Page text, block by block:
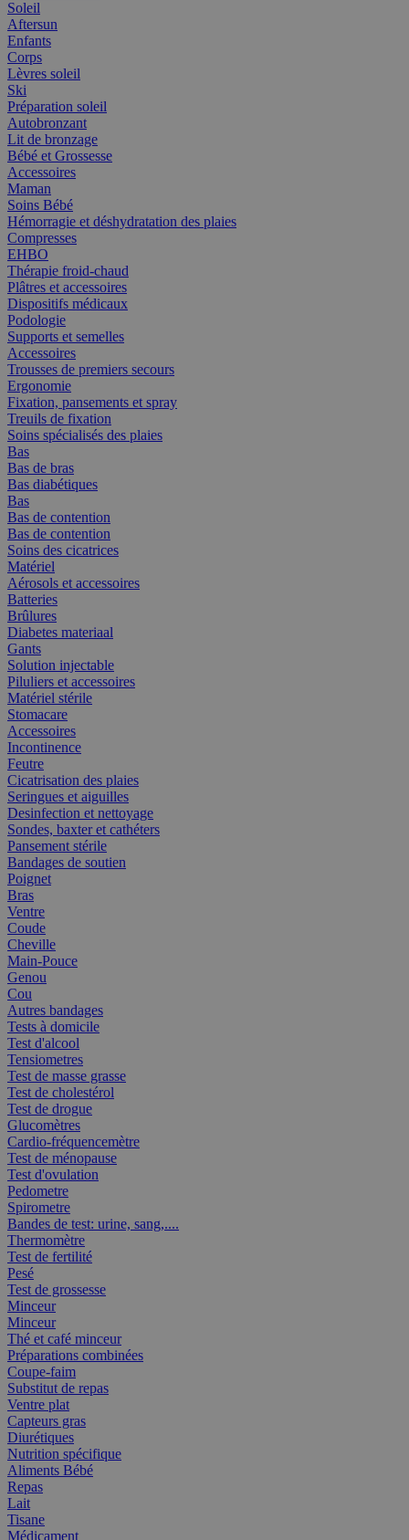
Soleil
Aftersun
Enfants
Corps
Lèvres soleil
Ski
Préparation soleil
Autobronzant
Lit de bronzage
Bébé et Grossesse
Accessoires
Maman
Soins Bébé
Hémorragie et déshydratation des plaies
Compresses
EHBO
Thérapie froid-chaud
Plâtres et accessoires
Dispositifs médicaux
Podologie
Supports et semelles
Accessoires
Trousses de premiers secours
Ergonomie
Fixation, pansements et spray
Treuils de fixation
Soins spécialisés des plaies
Bas
Bas de bras
Bas diabétiques
Bas
Bas de contention
Bas de contention
Soins des cicatrices
Matériel
Aérosols et accessoires
Batteries
Brûlures
Diabetes materiaal
Gants
Solution injectable
Piluliers et accessoires
Matériel stérile
Stomacare
Accessoires
Incontinence
Feutre
Cicatrisation des plaies
Seringues et aiguilles
Desinfection et nettoyage
Sondes, baxter et cathéters
Pansement stérile
Bandages de soutien
Poignet
Bras
Ventre
Coude
Cheville
Main-Pouce
Genou
Cou
Autres bandages
Tests à domicile
Test d'alcool
Tensiometres
Test de masse grasse
Test de cholestérol
Test de drogue
Glucomètres
Cardio-fréquencemètre
Test de ménopause
Test d'ovulation
Pedometre
Spirometre
Bandes de test: urine, sang,....
Thermomètre
Test de fertilité
Pesé
Test de grossesse
Minceur
Minceur
Thé et café minceur
Préparations combinées
Coupe-faim
Substitut de repas
Ventre plat
Capteurs gras
Diurétiques
Nutrition spécifique
Aliments Bébé
Repas
Lait
Tisane
Médicament